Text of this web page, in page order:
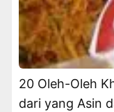
20 Oleh-Oleh
dari yang Asin